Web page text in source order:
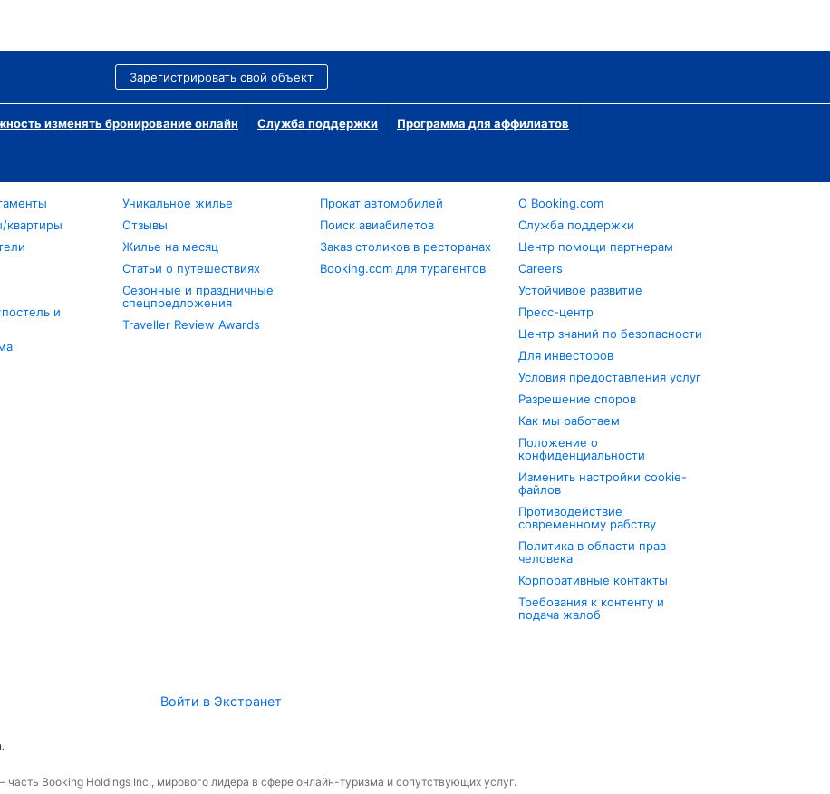
Зарегистрировать свой объект
изменять бронирование онлайн Служба поддержки Программа для аффилиатов
квартиры
и
Уникальное жилье
Отзывы
Жилье на месяц
Статьи о путешествиях
Сезонные и праздничные
спецпредложения
Traveller Review Awards
Прокат автомобилей
Поиск авиабилетов
Заказ столиков в ресторанах
Booking.com для турагентов
О Booking.com
Служба поддержки
Центр помощи партнерам
Careers
Устойчивое развитие
Пресс-центр
Центр знаний по безопасности
Для инвесторов
Условия предоставления услуг
Разрешение споров
Как мы работаем
Положение о
конфиденциальности
Изменить настройки cookie-
файлов
Противодействие
современному рабству
Политика в области прав
человека
Корпоративные контакты
Требования к контенту и
подача жалоб
Войти в Экстранет
часть Booking Holdings Inc., мирового лидера в сфере онлайн-туризма и сопутствующих услуг.